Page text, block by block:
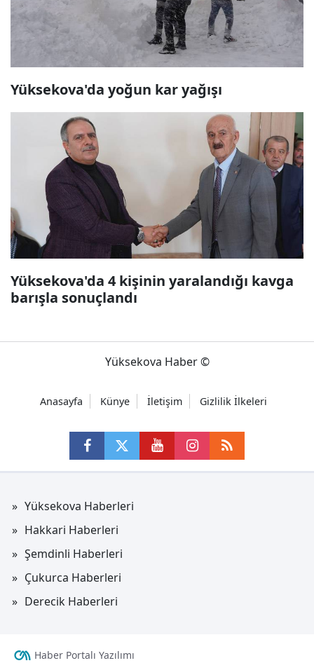
Yüksekova'da yoğun kar yağışı
Yüksekova'da 4 kişinin yaralandığı kavga
barışla sonuçlandı
Yüksekova Haber ©
Anasayfa Künye İletişim Gizlilik İlkeleri
Yüksekova Haberleri
Hakkari Haberleri
Şemdinli Haberleri
Çukurca Haberleri
Derecik Haberleri
Haber Portalı Yazılımı